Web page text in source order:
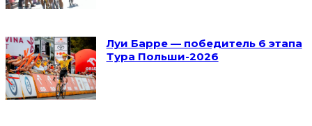
Луи Барре — победитель 6 этапа
Тура Польши-2026